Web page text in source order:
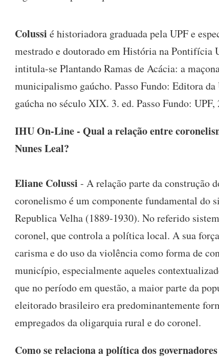
Colussi é historiadora graduada pela UPF e
mestrado e doutorado em História na Pontifícia
intitula-se Plantando Ramas de Acácia: a
municipalismo gaúcho. Passo Fundo: Editora
gaúcha no século XIX. 3. ed. Passo Fundo: UPF,
IHU On-Line - Qual a relação entre
Nunes Leal?
Eliane Colussi - A relação parte da construção
coronelismo é um componente fundamental do
Republica Velha (1889-1930). No referido
coronel, que controla a política local. A sua
carisma e do uso da violência como forma de
município, especialmente aqueles
que no período em questão, a maior parte da
eleitorado brasileiro era predominantemente
empregados da oligarquia rural e do coronel.
Como se relaciona a política dos